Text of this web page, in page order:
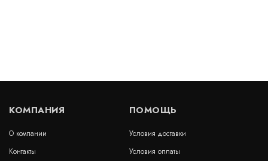
Славрос-Дренаж 7(10х10)
КОМПАНИЯ
О компании
Контакты
ПОМОЩЬ
Условия доставки
Условия оплаты